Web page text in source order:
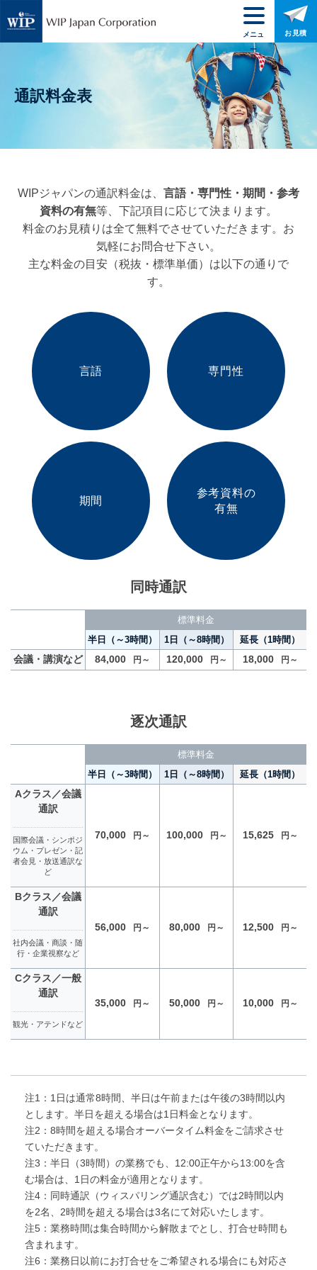
通訳料金表
WIPジャパンの通訳料金は、 言語・専門性・期間・参考
資料の有無等、下記項目に応じて決まります。
料金のお見積りは全て無料でさせていただきます。お
気軽にお問合せ下さい。
主な料金の目安（税抜・標準単価）は以下の通りで
す。
言語 専門性
期間
参考資料の
有無
同時通訳
標準料金
半日（～3時間）
1日（～8時間） 延長（1時間）
会議・講演など 84,000 円～ 120,000 円～ 18,000 円～
逐次通訳
標準料金
半日（～3時間）
1日（～8時間） 延長（1時間）
Aクラス／会議
通訳
国際会議・シンポジ
ウム・プレゼン・記
者会見・放送通訳な
ど
70,000 円～ 100,000 円～ 15,625 円～
Bクラス／会議
通訳
社内会議・商談・随
行・企業視察など
56,000 円～ 80,000 円～ 12,500 円～
Cクラス／一般
通訳
観光・アテンドなど
35,000 円～ 50,000 円～ 10,000 円～
注1：1日は通常8時間、半日は午前または午後の3時間以内
とします。半日を超える場合は1日料金となります。
注2：8時間を超える場合オーバータイム料金をご請求させ
ていただきます。
注3：半日（3時間）の業務でも、12:00正午から13:00を含
む場合は、1日の料金が適用となります。
注4：同時通訳（ウィスパリング通訳含む）では2時間以内
を2名、2時間を超える場合は3名にて対応いたします。
注5：業務時間は集合時間から解散までとし、打合せ時間も
含まれます。
注6：業務日以前にお打合せをご希望される場合にも対応さ
メニュ
ー
お見積